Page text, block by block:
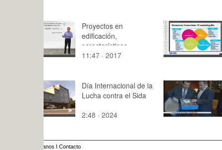
Proyectos en
edificación,
características
generales y
11:47 · 2017
FOE -
-
93:50 ·
Día Internacional de la
Lucha contra el Sida
2:48 · 2024
TV de
gana los
Awards
1:26 · 2014